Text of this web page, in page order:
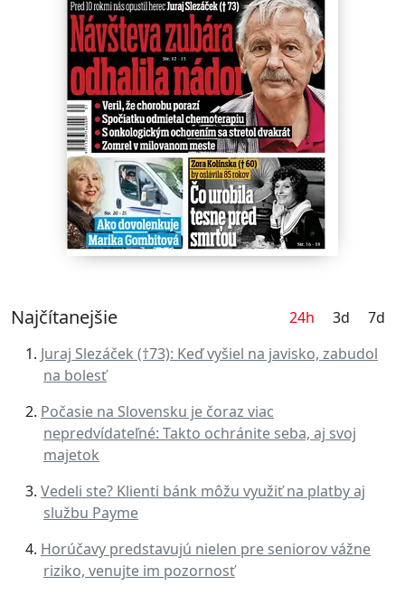
Najčítanejšie 24h 3d
7d
Juraj Slezáček (†73): Keď vyšiel na javisko, zabudol
na bolesť
Počasie na Slovensku je čoraz viac
nepredvídateľné: Takto ochránite seba, aj svoj
majetok
Vedeli ste? Klienti bánk môžu využiť na platby aj
službu Payme
Horúčavy predstavujú nielen pre seniorov vážne
riziko, venujte im pozornosť